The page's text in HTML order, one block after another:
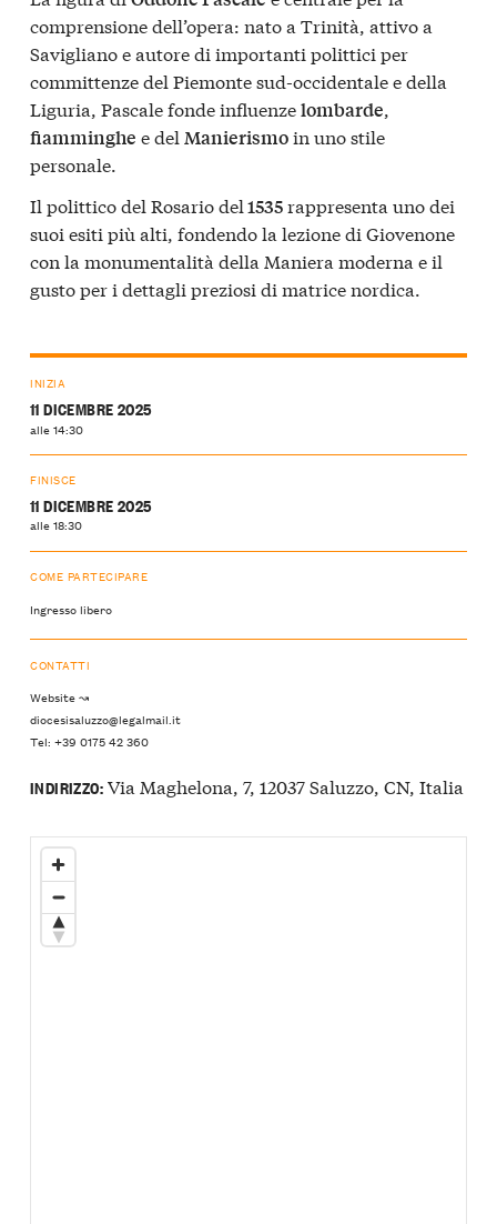
comprensione dell’opera: nato a Trinità, attivo a
Savigliano e autore di importanti polittici per
committenze del Piemonte sud-occidentale e della
Liguria, Pascale fonde influenzelombarde,
fiamminghe e del Manierismoin uno stile
personale.
Il polittico del Rosario del1535rappresenta uno dei
suoi esiti più alti, fondendo la lezione di Giovenone
con la monumentalità della Maniera moderna e il
gusto per i dettagli preziosi di matrice nordica.
INIZIA
11 DICEMBRE 2025
alle 14:30
FINISCE
11 DICEMBRE 2025
alle 18:30
COME PARTECIPARE
Ingresso libero
CONTATTI
Website ↝
diocesisaluzzo@legalmail.it
Tel: +39 0175 42 360
INDIRIZZO:Via Maghelona, 7, 12037 Saluzzo, CN, Italia